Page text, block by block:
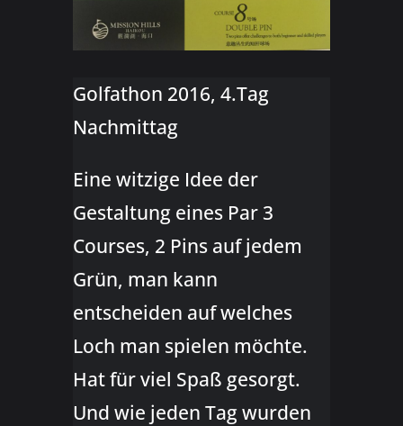
Golfathon 2016, 4.Tag
Nachmittag
Eine witzige Idee der
Gestaltung eines Par 3
Courses, 2 Pins auf jedem
Grün, man kann
entscheiden auf welches
Loch man spielen möchte.
Hat für viel Spaß gesorgt.
Und wie jeden Tag wurden